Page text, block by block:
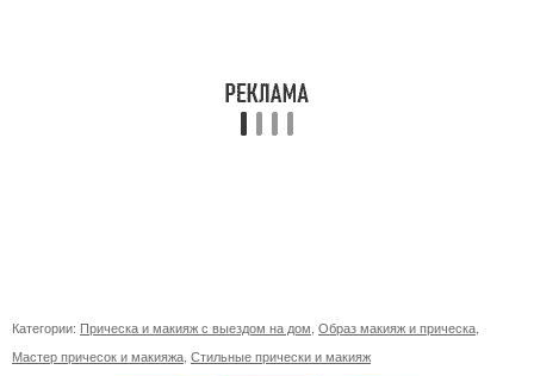
Категории: Прическа и макияж с выездом на дом Образ макияж и прическа
Мастер причесок и макияжа Стильные прически и макияж